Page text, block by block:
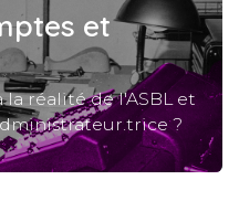
et
réalité de l'ASBL et
?